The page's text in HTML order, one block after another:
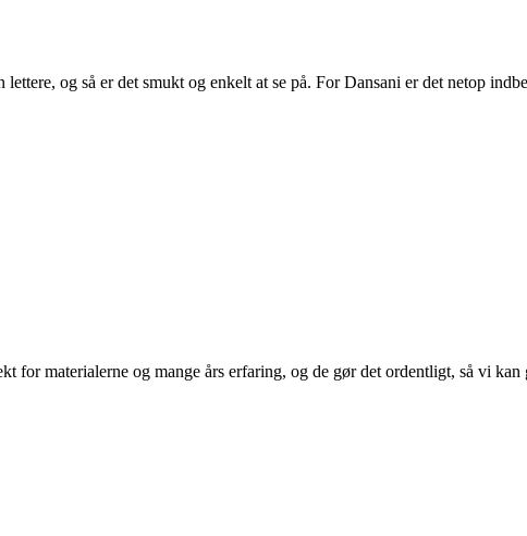
og så er det smukt og enkelt at se på. For Dansani er det netop
materialerne og mange års erfaring, og de gør det ordentligt, så vi kan